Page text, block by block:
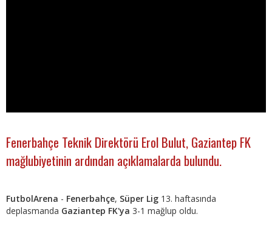
Fenerbahçe Teknik Direktörü Erol Bulut, Gaziantep FK
mağlubiyetinin ardından açıklamalarda bulundu.
FutbolArena - Fenerbahçe, Süper Lig 13. haftasında
deplasmanda Gaziantep FK'ya 3-1 mağlup oldu.